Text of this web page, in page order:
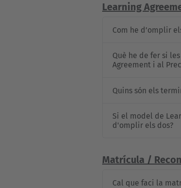
Learning
Com he d’omplir
Què he de fer si
Agreement i al
Quins són els
Si el model de
d'omplir els dos?
Matrícula /
Cal que faci la